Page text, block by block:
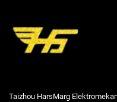
Taizhou HarsMarg